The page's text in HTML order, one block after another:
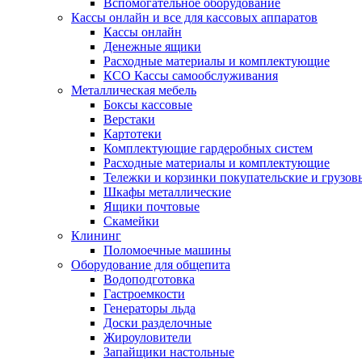
Вспомогательное оборудование
Кассы онлайн и все для кассовых аппаратов
Кассы онлайн
Денежные ящики
Расходные материалы и комплектующие
КСО Кассы самообслуживания
Металлическая мебель
Боксы кассовые
Верстаки
Картотеки
Комплектующие гардеробных систем
Расходные материалы и комплектующие
Тележки и корзинки покупательские и
Шкафы металлические
Ящики почтовые
Скамейки
Клининг
Поломоечные машины
Оборудование для общепита
Водоподготовка
Гастроемкости
Генераторы льда
Доски разделочные
Жироуловители
Запайщики настольные